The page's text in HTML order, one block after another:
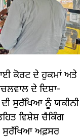
ਕੋਰਟ ਦੇ ਹੁਕਮਾਂ ਅਤੇ
ਦੇ ਦਿਸ਼ਾ-
ਸੁਰੱਖਿਆ ਨੂੰ ਯਕੀਨੀ
ਵਿਸ਼ੇਸ਼ ਚੈਕਿੰਗ
ਸੁਰੱਖਿਆ ਅਫ਼ਸਰ